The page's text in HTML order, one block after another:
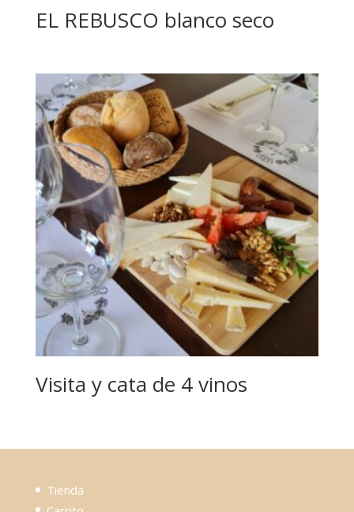
EL REBUSCO blanco seco
Visita y cata de 4 vinos
Tienda